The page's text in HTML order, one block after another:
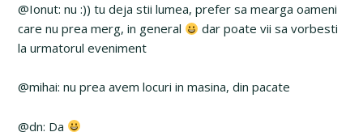
@Ionut: nu :)) tu deja stii lumea, prefer sa mearga oameni
care nu prea merg, in general
dar poate vii sa vorbesti
la urmatorul eveniment
@mihai: nu prea avem locuri in masina, din pacate
@dn: Da